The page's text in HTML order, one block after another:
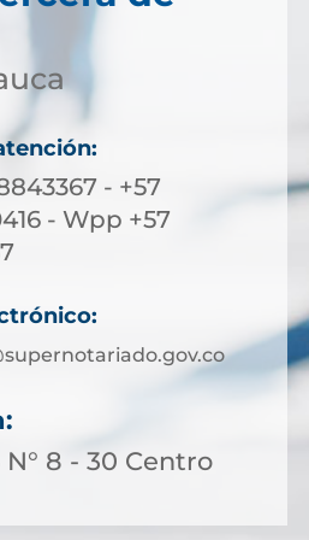
- +57
- Wpp +57
8 - 30 Centro